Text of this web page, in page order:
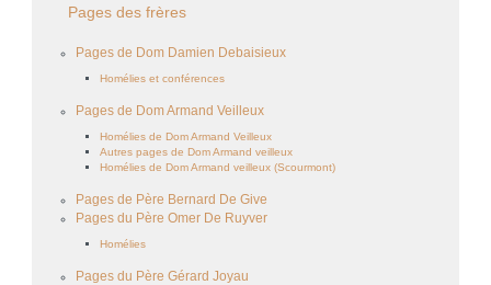
Pages des frères
Pages de Dom Damien Debaisieux
Homélies et conférences
Pages de Dom Armand Veilleux
Homélies de Dom Armand Veilleux
Autres pages de Dom Armand veilleux
Homélies de Dom Armand veilleux (Scourmont)
Pages de Père Bernard De Give
Pages du Père Omer De Ruyver
Homélies
Pages du Père Gérard Joyau